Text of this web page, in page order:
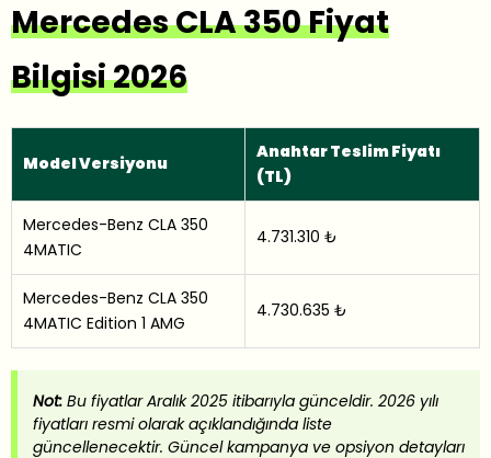
Mercedes CLA 350 Fiyat
Bilgisi 2026
Model Versiyonu
Anahtar Teslim Fiyatı
(TL)
Mercedes-Benz CLA 350
4MATIC
4.731.310 ₺
Mercedes-Benz CLA 350
4MATIC Edition 1 AMG
4.730.635 ₺
Not: Bu fiyatlar Aralık 2025 itibarıyla günceldir. 2026 yılı
fiyatları resmi olarak açıklandığında liste
güncellenecektir. Güncel kampanya ve opsiyon detayları